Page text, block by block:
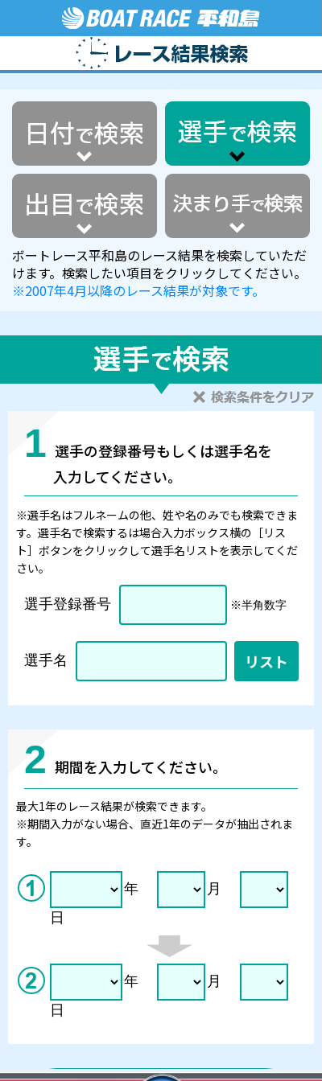
ボートレース平和島のレース結果を検索していただ
けます。検索したい項目をクリックしてください。
※2007年4月以降のレース結果が対象です。
1 選手の登録番号もしくは選手名を
入力してください。
※選手名はフルネームの他、姓や名のみでも検索できま
す。選手名で検索するは場合入力ボックス横の［リス
ト］ボタンをクリックして選手名リストを表示してくだ
さい。
選手登録番号 ※半角数字
選手名
2 期間を入力してください。
最大1年のレース結果が検索できます。
※期間入力がない場合、直近1年のデータが抽出されま
す。
年
月
日
年
月
日